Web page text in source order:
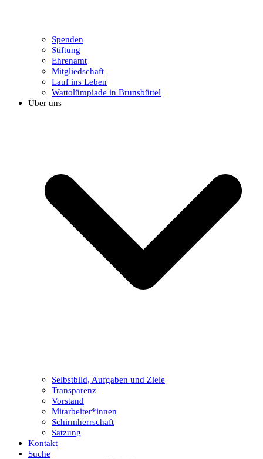
Spenden
Stiftung
Ehrenamt
Mitgliedschaft
Lauf ins Leben
Wattolümpiade in Brunsbüttel
Über uns
Selbstbild, Aufgaben und Ziele
Transparenz
Vorstand
Mitarbeiter*innen
Schirmherrschaft
Satzung
Kontakt
Suche